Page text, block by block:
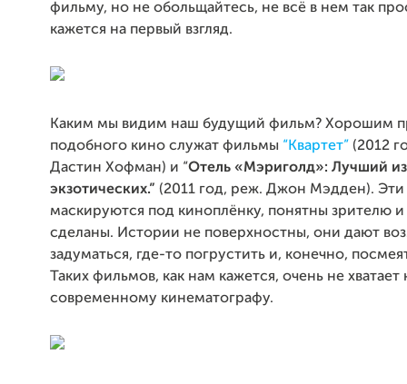
фильму, но не обольщайтесь, не всё в нем так
кажется на первый взгляд.
Каким мы видим наш будущий фильм? Хорошим
подобного кино служат фильмы “Квартет” (2012
Дастин Хофман) и “Отель «Мэриголд»: Лучший из
экзотических.” (2011 год, реж. Джон Мэдден).
маскируются под киноплёнку, понятны зрителю и
сделаны. Истории не поверхностны, они дают
задуматься, где-то погрустить и, конечно,
Таких фильмов, как нам кажется, очень не
современному кинематографу.